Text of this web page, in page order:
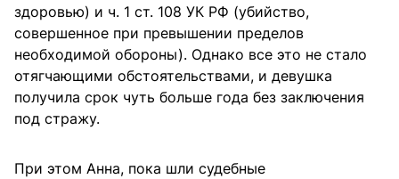
здоровью) и ч. 1 ст. 108 УК РФ (убийство,
совершенное при превышении пределов
необходимой обороны). Однако все это не стало
отягчающими обстоятельствами, и девушка
получила срок чуть больше года без заключения
под стражу.
При этом Анна, пока шли судебные